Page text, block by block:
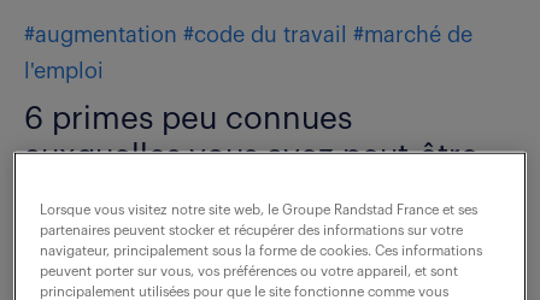
#augmentation #code du travail
#marché de
l'emploi
6 primes peu connues
auxquelles vous avez peut-être
9 septembre 2025
Lorsque vous visitez notre site web, le Groupe Randstad France et ses
partenaires peuvent stocker et récupérer des informations sur votre
navigateur, principalement sous la forme de cookies. Ces informations
peuvent porter sur vous, vos préférences ou votre appareil, et sont
principalement utilisées pour que le site fonctionne comme vous